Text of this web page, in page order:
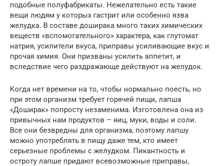
подобные полуфабрикаты. Нежелательно есть такие
вещи людям у которых гастрит или особенно язва
желудка. В составе доширака много таких химических
веществ «вспомогательного» характера, как глутомат
натрия, усилители вкуса, приправы усиливающие вкус и
прочая химия. Они призваны усилить аппетит, и
вследствие чего раздражающе действуют на желудок.
Когда нет времени на то, чтобы нормально поесть, но
при этом организм требует горячей пищи, лапша
«Доширак» попросту незаменима. Изготовлена она из
привычных нам продуктов – яиц, муки, воды и соли.
Все они безвредны для организма, поэтому лапшу
можно употреблять в пищу даже тем, кто имеет
серьезные проблемы с желудком. Пикантность и
остроту лапше придают всевозможные приправы,